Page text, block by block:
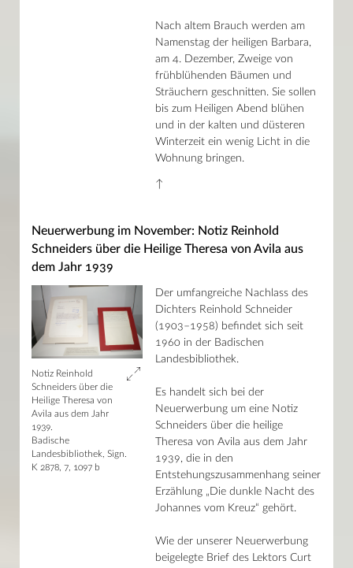
Nach altem Brauch werden am
Namenstag der heiligen Barbara,
am 4. Dezember, Zweige von
frühblühenden Bäumen und
Sträuchern geschnitten. Sie sollen
bis zum Heiligen Abend blühen
und in der kalten und düsteren
Winterzeit ein wenig Licht in die
Wohnung bringen.
↑
Neuerwerbung im November: Notiz Reinhold
Schneiders über die Heilige Theresa von Avila aus
dem Jahr 1939
Notiz Reinhold
Schneiders über die
Heilige Theresa von
Avila aus dem Jahr
1939.
Badische
Landesbibliothek, Sign.
K 2878, 7, 1097 b
Der umfangreiche Nachlass des
Dichters Reinhold Schneider
(1903–1958) befindet sich seit
1960 in der Badischen
Landesbibliothek.
Es handelt sich bei der
Neuerwerbung um eine Notiz
Schneiders über die heilige
Theresa von Avila aus dem Jahr
1939, die in den
Entstehungszusammenhang seiner
Erzählung „Die dunkle Nacht des
Johannes vom Kreuz“ gehört.
Wie der unserer Neuerwerbung
beigelegte Brief des Lektors Curt